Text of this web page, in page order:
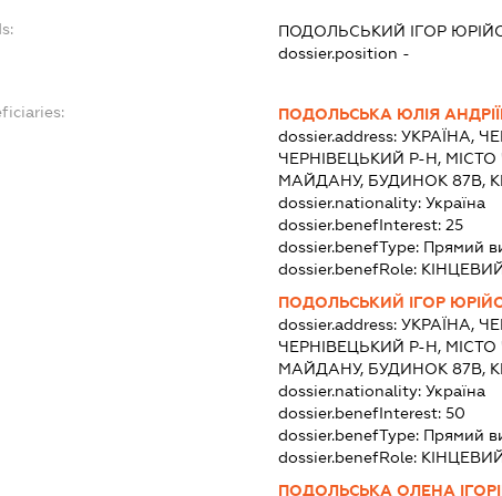
ПОДОЛЬСЬКИЙ ІГОР
dossier.position -
ПОДОЛЬСЬКА ЮЛІЯ
dossier.address:УКРАЇНА,
ЧЕРНІВЕЦЬКИЙ Р-Н, МІСТО
МАЙДАНУ, БУДИНОК 87В,
dossier.nationality:Україна
dossier.benefInterest:25
dossier.benefType: Прямий
dossier.benefRole:
ПОДОЛЬСЬКИЙ ІГОР
dossier.address:УКРАЇНА,
ЧЕРНІВЕЦЬКИЙ Р-Н, МІСТО
МАЙДАНУ, БУДИНОК 87В,
dossier.nationality:Україна
dossier.benefInterest:50
dossier.benefType: Прямий
dossier.benefRole:
ПОДОЛЬСЬКА ОЛЕНА